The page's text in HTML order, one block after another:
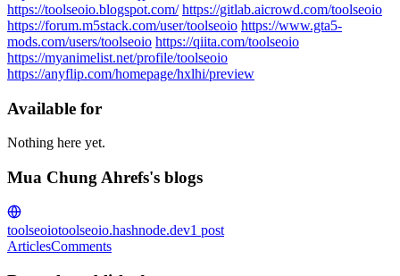
https://toolseoio.blogspot.com/ https://gitlab.aicrowd.com/toolseoio
https://forum.m5stack.com/user/toolseoio https://www.gta5-
mods.com/users/toolseoio https://qiita.com/toolseoio
https://myanimelist.net/profile/toolseoio
https://anyflip.com/homepage/hxlhi/preview
Available for
Nothing here yet.
Mua Chung Ahrefs's blogs
toolseoiotoolseoio.hashnode.dev1 post
ArticlesComments